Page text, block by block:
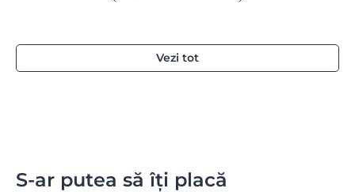
Vezi tot
S-ar putea să îți placă